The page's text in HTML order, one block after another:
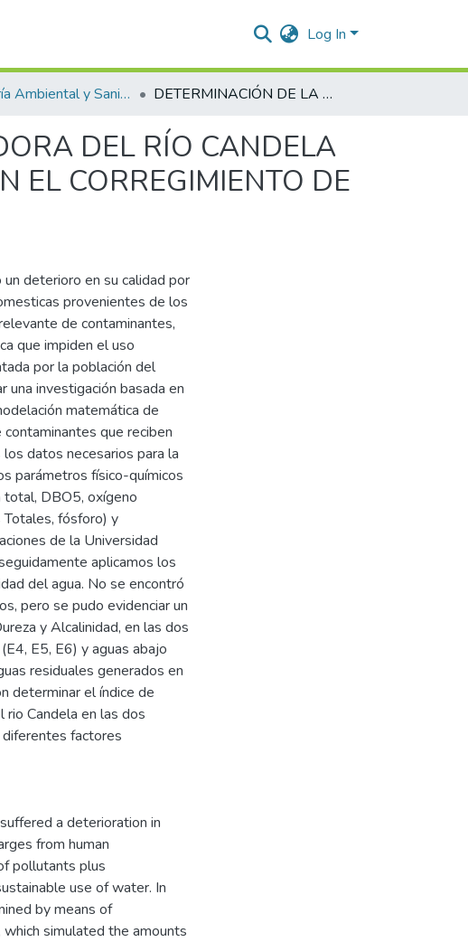
Log In
Ingeniería Ambiental y Sanitaria. DETERMINACIÓN DE LA CAPACIDAD DEPURADORA DEL RÍO CANDELA A TRAVÉS DE LOS ÍNDICES BMWP E ICO/COL EN EL CORREGIMIENTO DE ATANQUEZ-CESAR.
DEL RÍO CANDELA
EL CORREGIMIENTO DE
deterioro en su calidad por
provenientes de los
de contaminantes,
que impiden el uso
por la población del
una investigación basada en
matemática de
que reciben
datos necesarios para la
parámetros físico-químicos
total, DBO5, oxígeno
fósforo) y
de la Universidad
aplicamos los
del agua. No se encontró
pero se pudo evidenciar un
y Alcalinidad, en las dos
E5, E6) y aguas abajo
residuales generados en
determinar el índice de
rio Candela en las dos
factores
a deterioration in
from human
pollutants plus
use of water. In
by means of
simulated the amounts